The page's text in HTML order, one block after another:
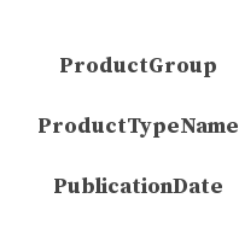
ProductGroup
ProductTypeName
PublicationDate